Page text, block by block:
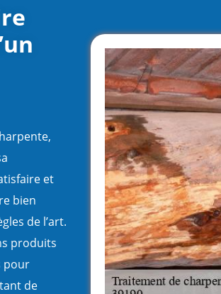
et
bien
de l’art.
produits
pour
de